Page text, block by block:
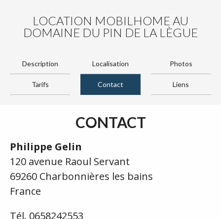
LOCATION MOBILHOME AU
DOMAINE DU PIN DE LA LÈGUE
Description Localisation Photos
Tarifs Contact Liens
CONTACT
Philippe Gelin
120 avenue Raoul Servant
69260 Charbonnières les bains
France
Tél. 0658242553